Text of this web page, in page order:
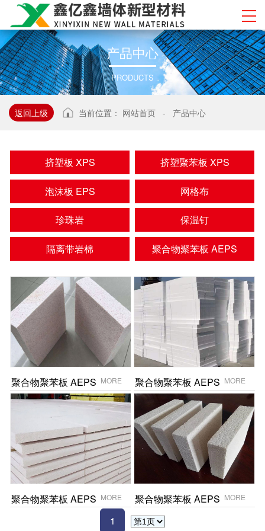
产品中心
PRODUCTS
返回上级 当前位置： 网站首页 - 产品中心
挤塑板 XPS 挤塑聚苯板 XPS
泡沫板 EPS 网格布
珍珠岩 保温钉
隔离带岩棉 聚合物聚苯板 AEPS
聚合物聚苯板 AEPS MORE 聚合物聚苯板 AEPS MORE
聚合物聚苯板 AEPS MORE 聚合物聚苯板 AEPS MORE
1